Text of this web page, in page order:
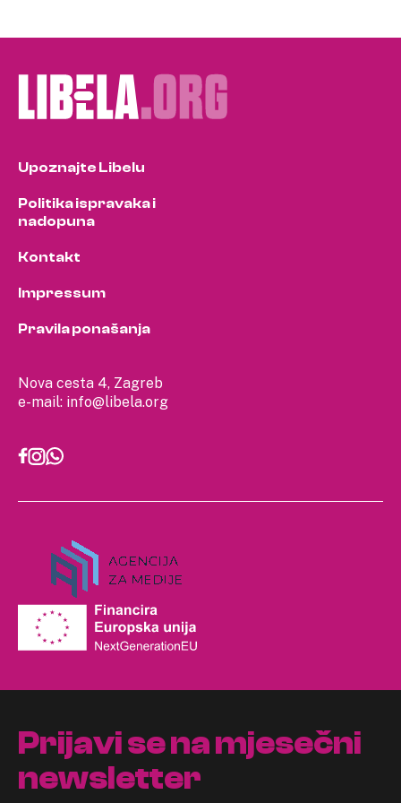
Nova cesta 4, Zagreb
e-mail: info@libela.org
Upoznajte Libelu
Politika ispravaka i
nadopuna
Kontakt
Impressum
Pravila ponašanja
Prijavi se na mjesečni
newsletter